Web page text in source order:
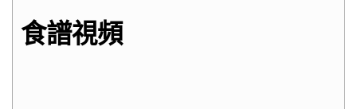
食譜視頻